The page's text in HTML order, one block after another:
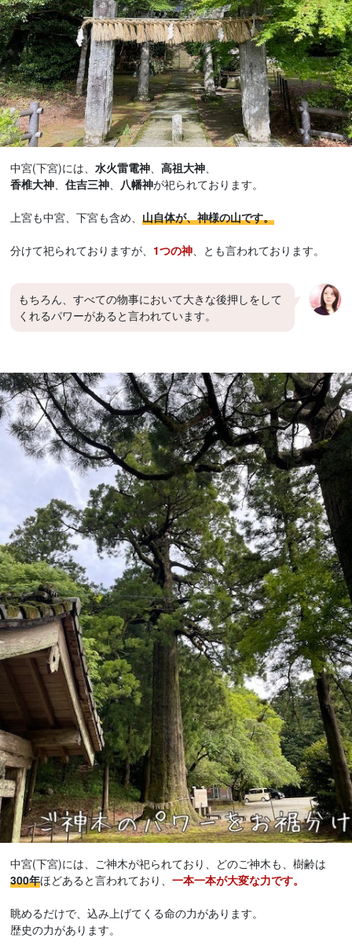
中宮(下宮)には、水火雷電神、高祖大神、
香椎大神、住吉三神、 八幡神が祀られております。
上宮も中宮、下宮も含め、山自体が、神様の山です。
分けて祀られておりますが、 1つの神、とも言われております。
もちろん、すべての物事において大きな後押しをして
くれるパワーがあると言われています。
中宮(下宮)には、ご神木が祀られており、どのご神木も、樹齢は
300年ほどあると言われており、一本一本が大変な力です。
眺めるだけで、込み上げてくる命の力があります。
歴史の力があります。